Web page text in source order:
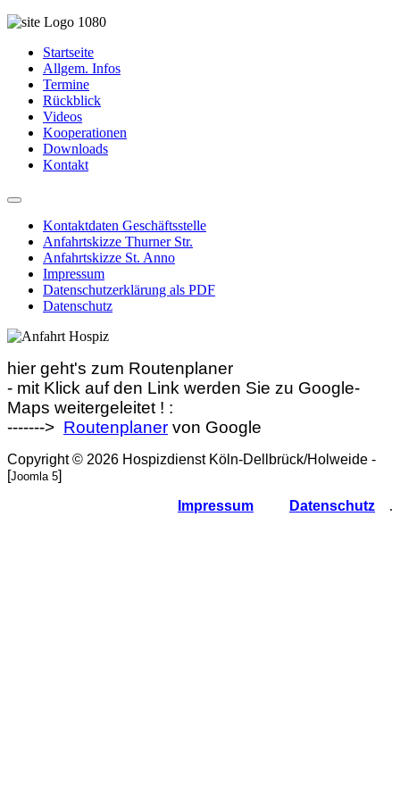
Startseite
Allgem. Infos
Termine
Rückblick
Videos
Kooperationen
Downloads
Kontakt
Kontaktdaten Geschäftsstelle
Anfahrtskizze Thurner Str.
Anfahrtskizze St. Anno
Impressum
Datenschutzerklärung als PDF
Datenschutz
hier geht's zum Routenplaner
- mit Klick auf den Link werden Sie zu Google-
Maps weitergeleitet ! :
-------> Routenplaner von Google
Copyright © 2026 Hospizdienst Köln-Dellbrück/Holweide -
[Joomla 5]
Impressum
Datenschutz .